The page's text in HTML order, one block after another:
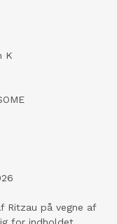
K
Ritzau på vegne af